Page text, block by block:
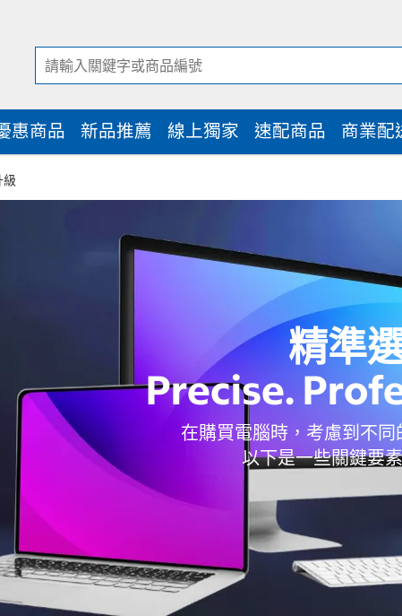
惠商品 新品推薦 線上獨家 速配商品 商業配
級
精準
Precise.
在購買電腦時，考慮到不
以下是一些關鍵要